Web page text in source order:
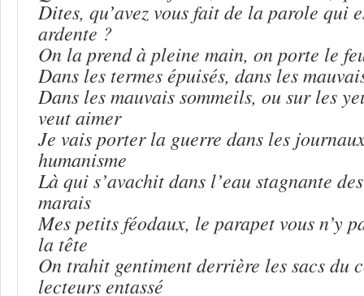
Dites, qu’avez vous fait de la parole qui
ardente ?
On la prend à pleine main, on porte le
Dans les termes épuisés, dans les
Dans les mauvais sommeils, ou sur les
veut aimer
Je vais porter la guerre dans les
humanisme
Là qui s’avachit dans l’eau stagnante
marais
Mes petits féodaux, le parapet vous n’y
la tête
On trahit gentiment derrière les sacs du
lecteurs entassé